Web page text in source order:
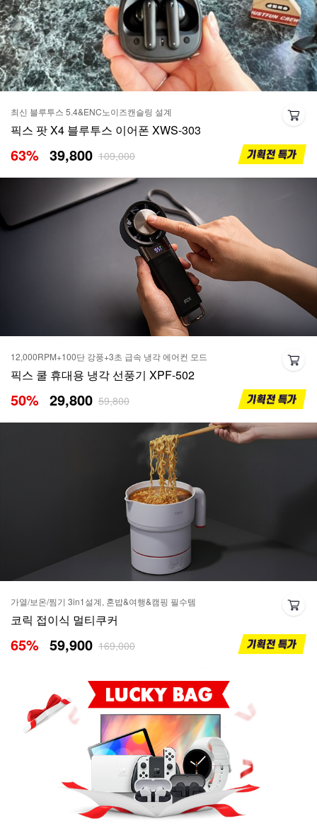
최신 블루투스 5.4&ENC노이즈캔슬링 설계
픽스 팟 X4 블루투스 이어폰 XWS-303
63% 39,800 109,000
12,000RPM+100단 강풍+3초 급속 냉각 에어컨 모드
픽스 쿨 휴대용 냉각 선풍기 XPF-502
50% 29,800 59,800
가열/보온/찜기 3in1설계, 혼밥&여행&캠핑 필수템
코릭 접이식 멀티쿠커
65% 59,900 169,000